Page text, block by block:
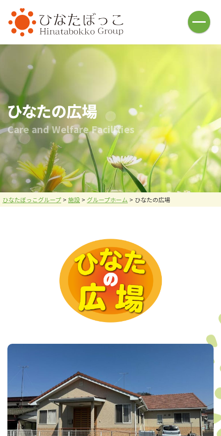
HOME
介護福祉事業
ひなたぼっこ(借宿町)
ひなたぼっこ(中川町)
ひなた庵(⼩俣町)
さんぽ道(⼭下町)
ひなたの広場(五⼗部町)
ひなた⽇和(本城)
ハレノヒ(中川町)
あしかが⻄の杜(⼭下町)
おひさま
名草釣堀
釣堀施設・ヤギ牧場
バーベキュー施設
お問い合わせ
炭焼倶楽部 火炉
メニュー
採用情報 会社案内
介護に関するご相談
080-4760-7823
9:00～17:00 (土日・祝日を除く)
求人・その他
ひなたの広場
Care andWelfareFacilities
ひなたぼっこグループ > 施設 > グループホーム > ひなたの広場